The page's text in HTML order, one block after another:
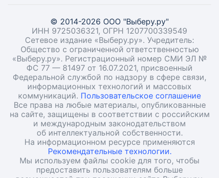
© 2014-2026 ООО "Выберу.ру"
ИНН 9725036321, ОГРН 1207700339549
Сетевое издание «Выберу.ру». Учредитель:
Общество с ограниченной ответственностью
«Выберу.ру». Регистрационный номер СМИ ЭЛ №
ФС 77 — 81497 от 16.07.2021, присвоенный
Федеральной службой по надзору в сфере связи,
информационных технологий и массовых
коммуникаций. Пользовательское соглашение
Все права на любые материалы, опубликованные
на сайте, защищены в соответствии с российским
и международным законодательством
об интеллектуальной собственности.
На информационном ресурсе применяются
Рекомендательные технологии.
Мы используем файлы cookie для того, чтобы
предоставить пользователям больше